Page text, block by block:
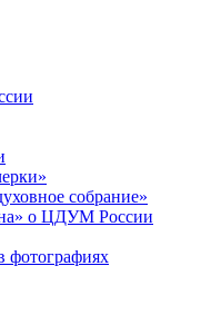
собрание»
о ЦДУМ России